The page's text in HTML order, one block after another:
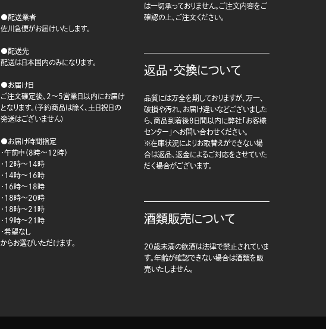
●配送業者
佐川急便がお届けいたします。
●配送先
配送は日本国内のみになります。
●お届け日
ご注文確定後、2～5営業日以内にお届け
となります。(予約商品は除く、土日祝日の
発送はございません)
●お届け時間指定
・午前中（8時～12時）
・12時～14時
・14時～16時
・16時～18時
・18時～20時
・18時～21時
・19時～21時
・希望なし
からお選びいただけます。
は一切承っておりません。ご注文内容をご
確認の上、ご注文ください。
返品・交換について
品質には万全を期しておりますが、万一、
破損や汚れ、お届け違いなどございました
ら、商品到着後8日間以内に弊社「お客様
センター」へお問い合わせください。
※在庫状況によりお取替えができない場
合は返品、返金によるご対応をさせていた
だく場合がございます。
酒類販売について
20歳未満の飲酒は法律で禁止されていま
す。年齢が確認できない場合は酒類を販
売いたしません。